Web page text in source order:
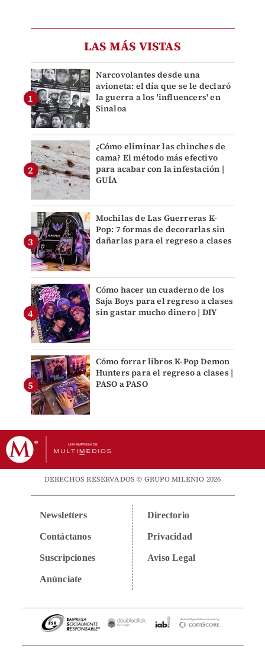
LAS MÁS VISTAS
Narcovolantes desde una
avioneta: el día que se le declaró
la guerra a los 'influencers' en
Sinaloa
¿Cómo eliminar las chinches de
cama? El método más efectivo
para acabar con la infestación |
GUÍA
Mochilas de Las Guerreras K-
Pop: 7 formas de decorarlas sin
dañarlas para el regreso a clases
Cómo hacer un cuaderno de los
Saja Boys para el regreso a clases
sin gastar mucho dinero | DIY
Cómo forrar libros K-Pop Demon
Hunters para el regreso a clases |
PASO a PASO
DERECHOS RESERVADOS © GRUPO MILENIO 2026
Newsletters
Contáctanos
Suscripciones
Anúnciate
Directorio
Privacidad
Aviso Legal